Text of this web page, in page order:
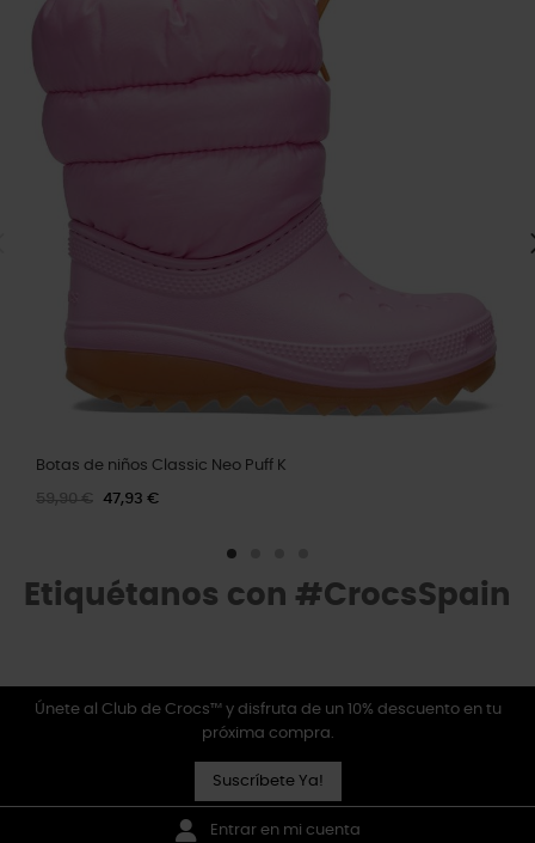
Botas de niños Classic Neo Puff K
59,90 € 47,93 €
Etiquétanos con #CrocsSpain
Únete al Club de Crocs™ y disfruta de un 10% descuento en tu
próxima compra.
Suscríbete Ya!
Entrar en mi cuenta